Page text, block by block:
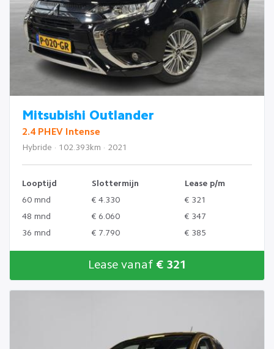
Mitsubishi Outlander
2.4 PHEV Intense
Hybride · 102.393km · 2021
Looptijd Slottermijn
Lease p/m
60 mnd
€ 4.330
€ 321
48 mnd
€ 6.060
€ 347
36 mnd
€ 7.790 € 385
Lease vanaf € 321